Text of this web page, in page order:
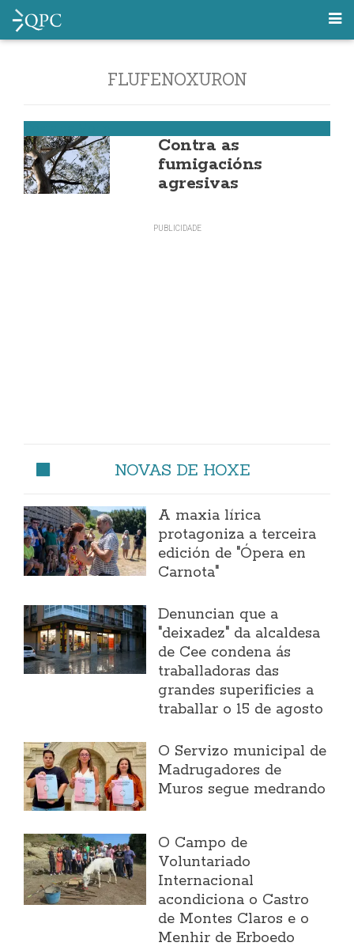
FLUFENOXURON
Contra as
fumigacións
agresivas
NOVAS DE HOXE
A maxia lírica
protagoniza a terceira
edición de "Ópera en
Carnota"
Denuncian que a
"deixadez" da alcaldesa
de Cee condena ás
traballadoras das
grandes superificies a
traballar o 15 de agosto
O Servizo municipal de
Madrugadores de
Muros segue medrando
O Campo de
Voluntariado
Internacional
acondiciona o Castro
de Montes Claros e o
Menhir de Erboedo